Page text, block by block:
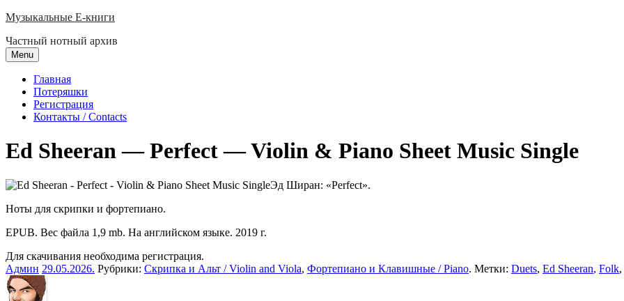
Skip
content
Музыкальные E-книги
Частный нотный архив
Menu
Главная
Потеряшки
Регистрация
Контакты / Contacts
Ed Sheeran — Perfect — Violin & Piano Sheet Music Single
Эд Ширан: «Perfect».
Ноты для скрипки и фортепиано.
EPUB. Вес файла 1,9 mb. На английском языке. 2019 г.
Для скачивания необходима регистрация.
Админ 29.05.2026. Рубрики: Скрипка и Альт / Violin and Viola, Фортепиано и Клавишные / Piano. Метки: Duets, Ed Sheeran, Folk,